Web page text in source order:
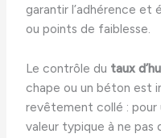
garantir l’adhérence et
ou points de faiblesse.
Le contrôle du taux
chape ou un béton est
revêtement collé : pour
valeur typique à ne pas